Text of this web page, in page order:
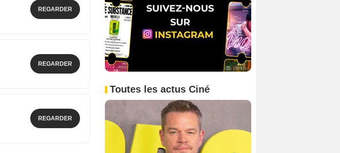
REGARDER
REGARDER
REGARDER
Toutes les actus Ciné